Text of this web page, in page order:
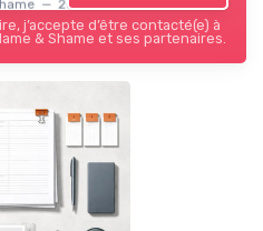
— 2026
j’accepte d’être contacté(e) à
& Shame et ses partenaires.